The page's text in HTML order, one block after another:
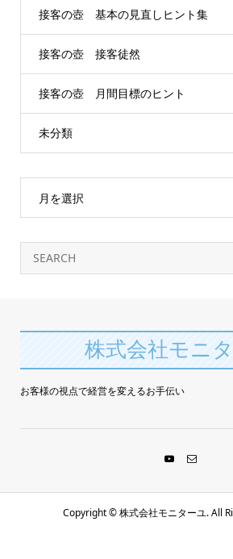
接客の壺 基本の見直しヒント集
接客の壺 接客徒然
接客の壺 月間目標のヒント
未分類
月を選択
株式会社モニ
お客様の視点で経営を変えるお手伝い
Copyright ©株式会社モニターユ. All